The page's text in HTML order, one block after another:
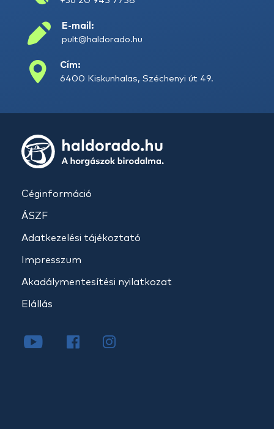
E-mail:
pult@haldorado.hu
Cím:
6400 Kiskunhalas, Széchenyi út 49.
Céginformáció
ÁSZF
Adatkezelési tájékoztató
Impresszum
Akadálymentesítési nyilatkozat
Elállás